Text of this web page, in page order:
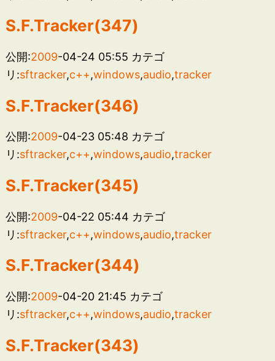
S.F.Tracker(347)
公開:2009-04-24 05:55 カテゴ
リ:sftracker,c++,windows,audio,tracker
S.F.Tracker(346)
公開:2009-04-23 05:48 カテゴ
リ:sftracker,c++,windows,audio,tracker
S.F.Tracker(345)
公開:2009-04-22 05:44 カテゴ
リ:sftracker,c++,windows,audio,tracker
S.F.Tracker(344)
公開:2009-04-20 21:45 カテゴ
リ:sftracker,c++,windows,audio,tracker
S.F.Tracker(343)